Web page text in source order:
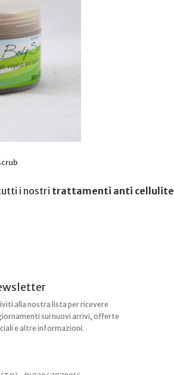
i nostri trattamenti anti cellulite
alla nostra lista per ricevere
sui nuovi arrivi, offerte
e altre informazioni.